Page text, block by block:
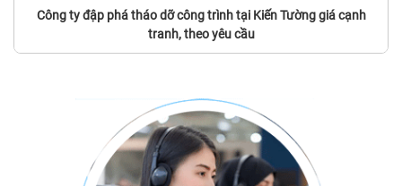
Công ty đập phá tháo dỡ công trình tại Kiến Tường giá cạnh
tranh, theo yêu cầu